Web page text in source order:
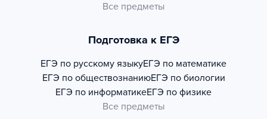
Все предметы
Подготовка к ЕГЭ
ЕГЭ по русскому языкуЕГЭ по математике
ЕГЭ по обществознаниюЕГЭ по биологии
ЕГЭ по информатикеЕГЭ по физике
Все предметы